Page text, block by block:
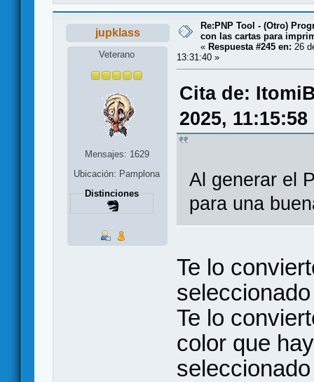
jupklass
Veterano
Mensajes: 1629
Ubicación: Pamplona
Distinciones
Re:PNP Tool - (Otro)
con las cartas para
« Respuesta #245 en: 26
13:31:40 »
Cita de:
2025, 11:15:58
Al generar el
para una
Te lo
seleccionado
Te lo
color que